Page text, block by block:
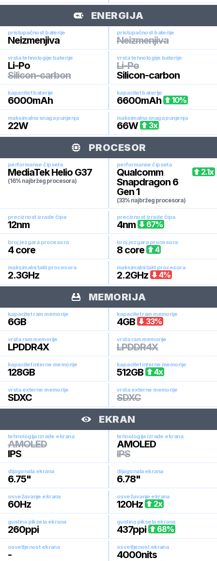
ENERGIJA
pristupačnost baterije
Neizmenjiva
pristupačnost baterije
Neizmenjiva
vrsta tehnologije baterije
Li-Po
Silicon-carbon
vrsta tehnologije baterije
Li-Po
Silicon-carbon
kapacitet baterije
6000mAh
kapacitet baterije
6600mAh 10%
maksimalna snaga punjenja
22W
maksimalna snaga punjenja
66W 3x
PROCESOR
performanse čipseta
MediaTek Helio G37
(16% najbržeg procesora)
performanse čipseta
Qualcomm
Snapdragon 6
Gen 1
(33% najbržeg procesora)
2.1x
preciznost izrade čipa
12nm
preciznost izrade čipa
4nm 67%
broj jezgara procesora
4core
broj jezgara procesora
8 core 4
maksimalni takt procesora
2.3GHz
maksimalni takt procesora
2.2GHz 4%
MEMORIJA
kapacitet ram memorije
6GB
kapacitet ram memorije
4GB 33%
vrsta ram memorije
LPDDR4X
vrsta ram memorije
LPDDR4X
kapacitet interne memorije
128GB
kapacitet interne memorije
512GB 4x
vrsta externe memorije
SDXC
vrsta externe memorije
SDXC
EKRAN
tehnologija izrade ekrana
AMOLED
IPS
tehnologija izrade ekrana
AMOLED
IPS
dijagonala ekrana
6.75"
dijagonala ekrana
6.78"
osvežavanje ekrana
60Hz
osvežavanje ekrana
120Hz 2x
gustina piksela ekrana
260ppi
gustina piksela ekrana
437ppi 68%
osvetljenost ekrana
-
osvetljenost ekrana
4000nits